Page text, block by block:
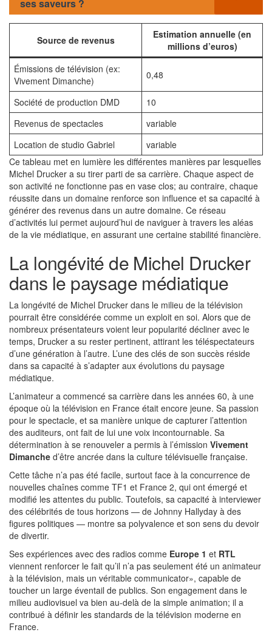
ses saveurs ?
Source de revenus
Estimation annuelle (en
millions d’euros)
Émissions de télévision (ex:
Vivement Dimanche)
0,48
Société de production DMD
10
Revenus de spectacles
variable
Location de studio Gabriel
variable
Ce tableau met en lumière les différentes manières par lesquelles
Michel Drucker a su tirer parti de sa carrière. Chaque aspect de
son activité ne fonctionne pas en vase clos; au contraire, chaque
réussite dans un domaine renforce son influence et sa capacité à
générer des revenus dans un autre domaine. Ce réseau
d’activités lui permet aujourd’hui de naviguer à travers les aléas
de la vie médiatique, en assurant une certaine stabilité financière.
La longévité de Michel Drucker
dans le paysage médiatique
La longévité de Michel Drucker dans le milieu de la télévision
pourrait être considérée comme un exploit en soi. Alors que de
nombreux présentateurs voient leur popularité décliner avec le
temps, Drucker a su rester pertinent, attirant les téléspectateurs
d’une génération à l’autre. L’une des clés de son succès réside
dans sa capacité à s’adapter aux évolutions du paysage
médiatique.
L’animateur a commencé sa carrière dans les années 60, à une
époque où la télévision en France était encore jeune. Sa passion
pour le spectacle, et sa manière unique de capturer l’attention
des auditeurs, ont fait de lui une voix incontournable. Sa
détermination à se renouveler a permis à l’émission Vivement
Dimanche d’être ancrée dans la culture télévisuelle française.
Cette tâche n’a pas été facile, surtout face à la concurrence de
nouvelles chaînes comme TF1 et France 2, qui ont émergé et
modifié les attentes du public. Toutefois, sa capacité à interviewer
des célébrités de tous horizons — de Johnny Hallyday à des
figures politiques — montre sa polyvalence et son sens du devoir
de divertir.
Ses expériences avec des radios comme Europe 1 et RTL
viennent renforcer le fait qu’il n’a pas seulement été un animateur
à la télévision, mais un véritable communicator», capable de
toucher un large éventail de publics. Son engagement dans le
milieu audiovisuel va bien au-delà de la simple animation; il a
contribué à définir les standards de la télévision moderne en
France.